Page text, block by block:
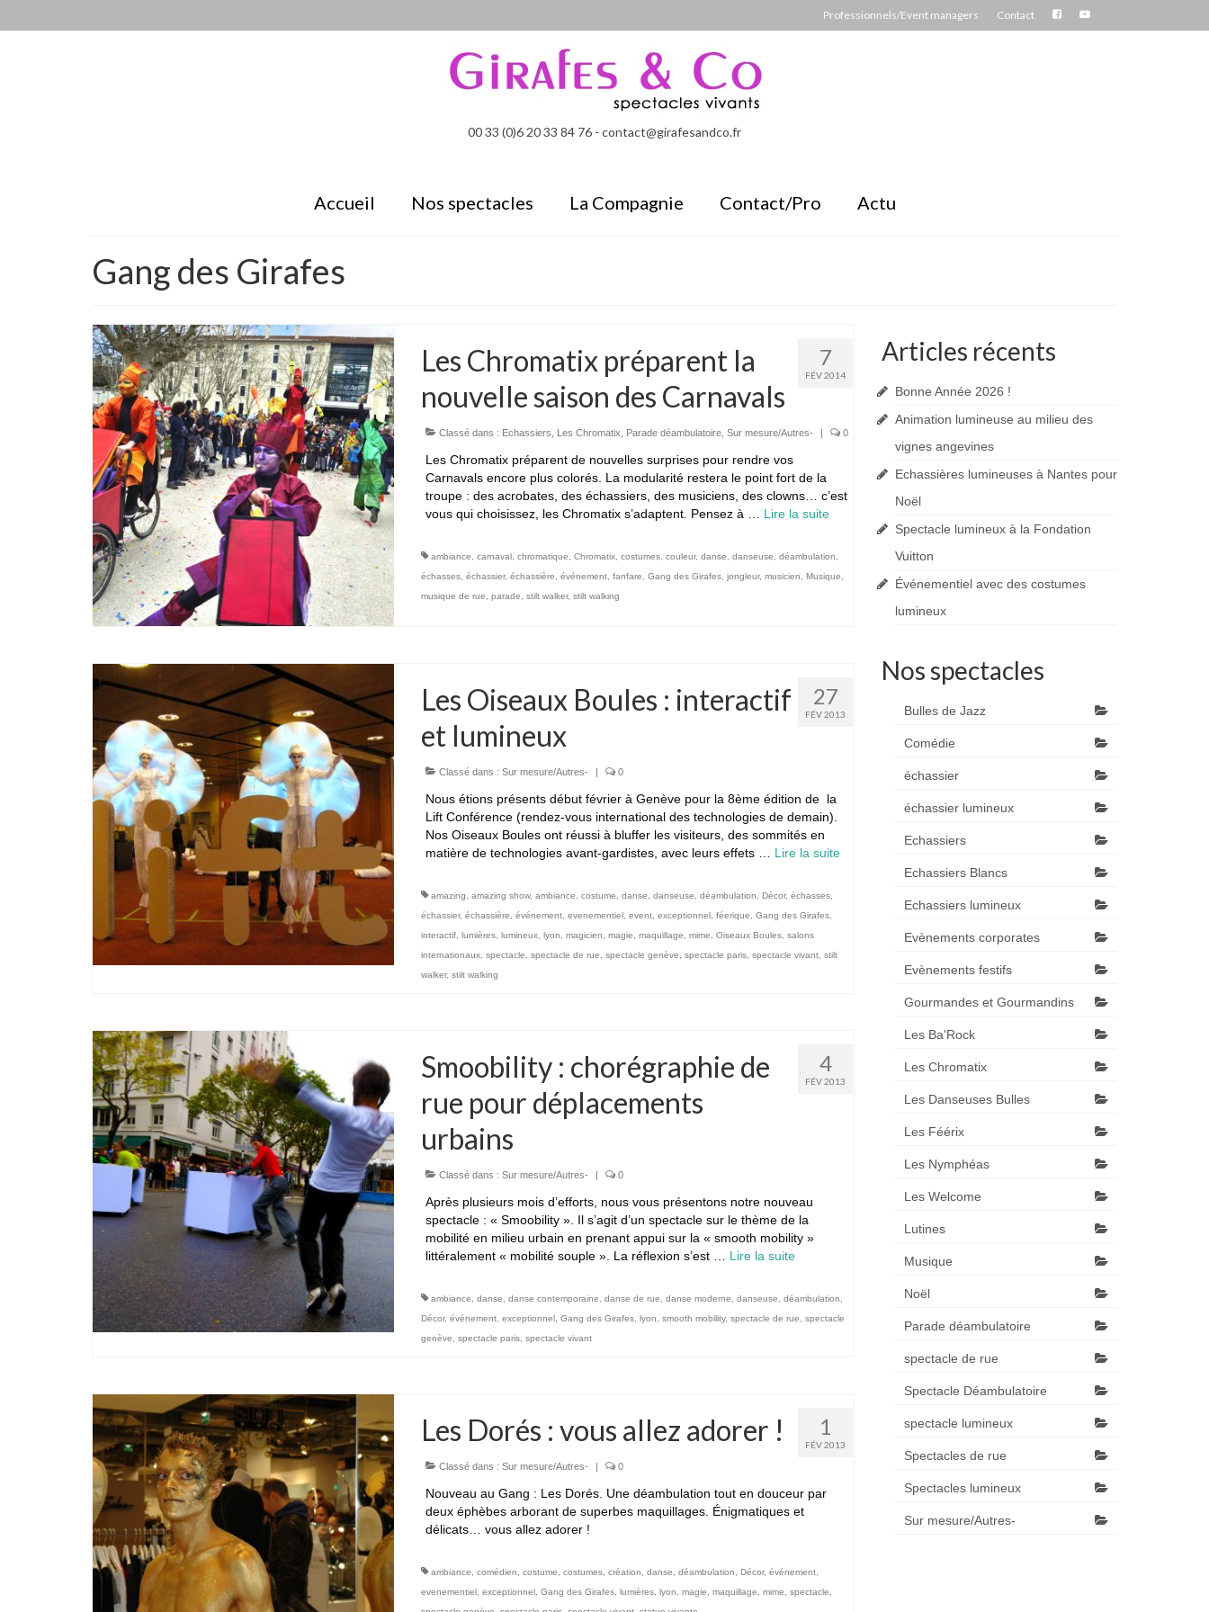
Professionnels/Event managers Contact
00 33 (0)6 20 33 84 76 - contact@girafesandco.fr
Accueil Nos spectacles La Compagnie Contact/Pro Actu
Gang des Girafes
7
FÉV 2014
Les Chromatix préparent la
nouvelle saison des Carnavals
Classé dans : Echassiers Les Chromatix Parade déambulatoire, Sur mesure/Autres- | 0
Les Chromatix préparent de nouvelles surprises pour rendre vos
Carnavals encore plus colorés. La modularité restera le point fort de la
troupe : des acrobates, des échassiers, des musiciens, des clowns… c’est
vous qui choisissez, les Chromatix s’adaptent. Pensez à … Lire la suite­­
ambiance carnaval, chromatique Chromatix, costumes, couleur, danse danseuse déambulation
échasses, échassier, échassière événement, fanfare Gang des Girafes, jongleur, musicien Musique
musique de rue
parade stilt walker, stilt walking
27
FÉV 2013
Les Oiseaux Boules : interactif
et lumineux
Classé dans : Sur mesure/Autres- | 0
Nous étions présents début février à Genève pour la 8ème édition de la
Lift Conférence (rendez-vous international des technologies de demain).
Nos Oiseaux Boules ont réussi à bluffer les visiteurs, des sommités en
matière de technologies avant-gardistes, avec leurs effets … Lire la suite­­
amazing amazing show, ambiance costume danse danseuse déambulation Décor, échasses,
échassier, échassière événement, evenementiel, event, exceptionnel, féerique Gang des Girafes,
interactif, lumières, lumineux, lyon magicien magie maquillage mime Oiseaux Boules, salons
internationaux, spectacle spectacle de rue spectacle genève spectacle paris, spectacle vivant, stilt
walker, stilt walking
4
FÉV 2013
Smoobility : chorégraphie de
rue pour déplacements
urbains
Classé dans : Sur mesure/Autres- | 0
Après plusieurs mois d’efforts, nous vous présentons notre nouveau
spectacle : « Smoobility ». Il s’agit d’un spectacle sur le thème de la
mobilité en milieu urbain en prenant appui sur la « smooth mobility »
littéralement « mobilité souple ». La réflexion s’est … Lire la suite­­
ambiance danse danse contemporaine danse de rue danse moderne danseuse déambulation
Décor, événement, exceptionnel, Gang des Girafes, lyon smooth mobility, spectacle de rue
spectacle
genève
spectacle paris, spectacle vivant
1
FÉV 2013
Les Dorés : vous allez adorer !
Classé dans : Sur mesure/Autres- | 0
Nouveau au Gang : Les Dorés. Une déambulation tout en douceur par
deux éphèbes arborant de superbes maquillages. Énigmatiques et
délicats… vous allez adorer !
ambiance comédien costume costumes, création danse déambulation Décor, événement,
evenementiel, exceptionnel, Gang des Girafes, lumières, lyon magie maquillage mime spectacle
Articles récents
Bonne Année 2026 !
Animation lumineuse au milieu des
vignes angevines
Echassières lumineuses à Nantes pour
Noël
Spectacle lumineux à la Fondation
Vuitton
Événementiel avec des costumes
lumineux
Nos spectacles
Bulles de Jazz
Comédie
échassier
échassier lumineux
Echassiers
Echassiers Blancs
Echassiers lumineux
Evènements corporates
Evènements festifs
Gourmandes et Gourmandins
Les Ba'Rock
Les Chromatix
Les Danseuses Bulles
Les Féérix
Les Nymphéas
Les Welcome
Lutines
Musique
Noël
Parade déambulatoire
spectacle de rue
Spectacle Déambulatoire
spectacle lumineux
Spectacles de rue
Spectacles lumineux
Sur mesure/Autres-